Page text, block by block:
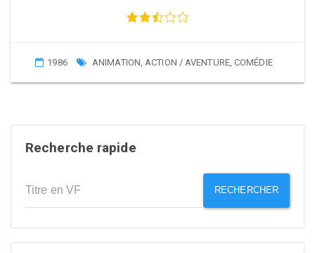
1986 ANIMATION,ACTION / AVENTURE,COMÉDIE
Recherche rapide
RECHERCHER